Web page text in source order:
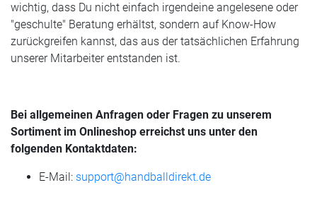
wichtig, dass Du nicht einfach irgendeine angelesene oder
"geschulte" Beratung erhältst, sondern auf Know-How
zurückgreifen kannst, das aus der tatsächlichen Erfahrung
unserer Mitarbeiter entstanden ist.
Bei allgemeinen Anfragen oder Fragen zu unserem
Sortiment im Onlineshop erreichst uns unter den
folgenden Kontaktdaten:
E-Mail: support@handballdirekt.de